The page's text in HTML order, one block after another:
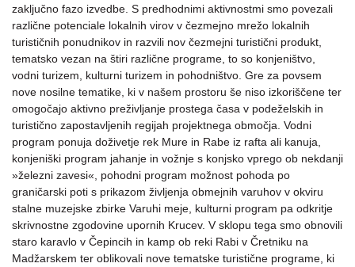
zaključno fazo izvedbe. S predhodnimi aktivnostmi smo povezali
različne potenciale lokalnih virov v čezmejno mrežo lokalnih
turističnih ponudnikov in razvili nov čezmejni turistični produkt,
tematsko vezan na štiri različne programe, to so konjeništvo,
vodni turizem, kulturni turizem in pohodništvo. Gre za povsem
nove nosilne tematike, ki v našem prostoru še niso izkoriščene ter
omogočajo aktivno preživljanje prostega časa v podeželskih in
turistično zapostavljenih regijah projektnega območja. Vodni
program ponuja doživetje rek Mure in Rabe iz rafta ali kanuja,
konjeniški program jahanje in vožnje s konjsko vprego ob nekdanji
»železni zavesi«, pohodni program možnost pohoda po
graničarski poti s prikazom življenja obmejnih varuhov v okviru
stalne muzejske zbirke Varuhi meje, kulturni program pa odkritje
skrivnostne zgodovine upornih Krucev. V sklopu tega smo obnovili
staro karavlo v Čepincih in kamp ob reki Rabi v Čretniku na
Madžarskem ter oblikovali nove tematske turistične programe, ki